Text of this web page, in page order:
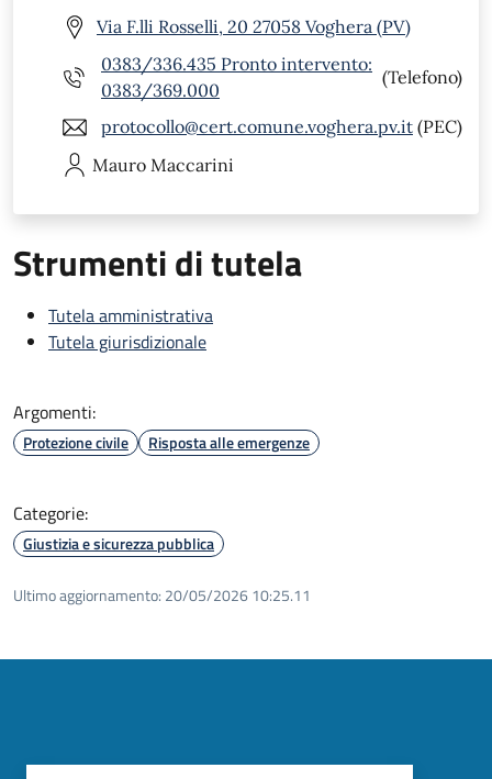
Via F.lli Rosselli, 20 27058 Voghera (PV)
0383/336.435 Pronto intervento:
0383/369.000
(Telefono)
protocollo@cert.comune.voghera.pv.it (PEC)
Mauro Maccarini
Strumenti di tutela
Tutela amministrativa
Tutela giurisdizionale
Argomenti:
Protezione civile Risposta alle emergenze
Categorie:
Giustizia e sicurezza pubblica
Ultimo aggiornamento: 20/05/2026 10:25.11